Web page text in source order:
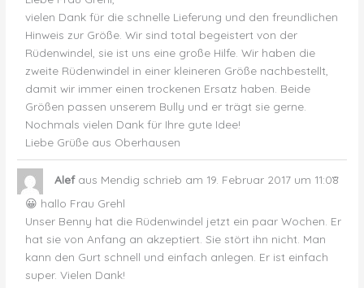
vielen Dank für die schnelle Lieferung und den freundlichen
Hinweis zur Größe. Wir sind total begeistert von der
Rüdenwindel, sie ist uns eine große Hilfe. Wir haben die
zweite Rüdenwindel in einer kleineren Größe nachbestellt,
damit wir immer einen trockenen Ersatz haben. Beide
Größen passen unserem Bully und er trägt sie gerne.
Nochmals vielen Dank für Ihre gute Idee!
Liebe Grüße aus Oberhausen
Alef aus Mendig schrieb am 19. Februar 2017 um 11:08
😀 hallo Frau Grehl
Unser Benny hat die Rüdenwindel jetzt ein paar Wochen. Er
hat sie von Anfang an akzeptiert. Sie stört ihn nicht. Man
kann den Gurt schnell und einfach anlegen. Er ist einfach
super. Vielen Dank!
...